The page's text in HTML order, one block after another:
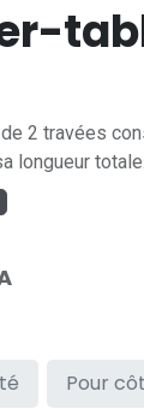
2 travées
longueur totale.
Pour